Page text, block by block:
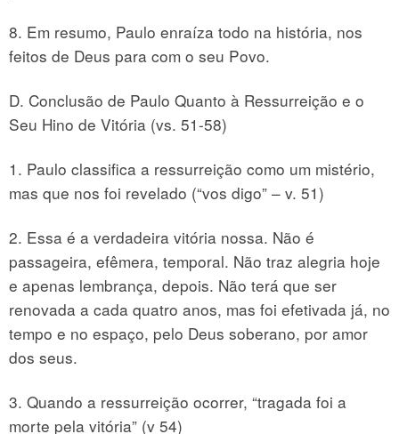
8. Em resumo, Paulo enraíza todo na história, nos
feitos de Deus para com o seu Povo.
D. Conclusão de Paulo Quanto à Ressurreição e o
Seu Hino de Vitória (vs. 51-58)
1. Paulo classifica a ressurreição como um mistério,
mas que nos foi revelado (“vos digo” – v. 51)
2. Essa é a verdadeira vitória nossa. Não é
passageira, efêmera, temporal. Não traz alegria hoje
e apenas lembrança, depois. Não terá que ser
renovada a cada quatro anos, mas foi efetivada já, no
tempo e no espaço, pelo Deus soberano, por amor
dos seus.
3. Quando a ressurreição ocorrer, “tragada foi a
morte pela vitória” (v 54)